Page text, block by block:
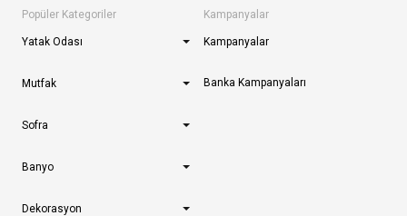
Popüler Kategoriler
Yatak Odası
Mutfak
Sofra
Banyo
Dekorasyon
Kampanyalar
Kampanyalar
Banka Kampanyaları